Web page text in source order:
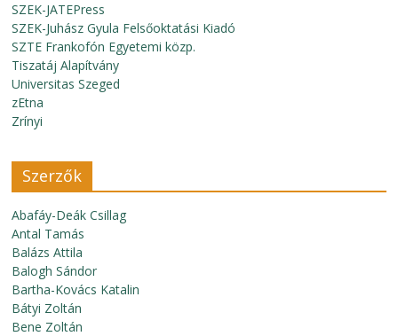
SZEK-JATEPress
SZEK-Juhász Gyula Felsőoktatási Kiadó
SZTE Frankofón Egyetemi közp.
Tiszatáj Alapítvány
Universitas Szeged
zEtna
Zrínyi
Szerzők
Abafáy-Deák Csillag
Antal Tamás
Balázs Attila
Balogh Sándor
Bartha-Kovács Katalin
Bátyi Zoltán
Bene Zoltán